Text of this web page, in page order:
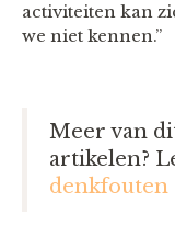
activiteiten kan
we niet kennen.”
Meer van
artikelen?
denkfouten